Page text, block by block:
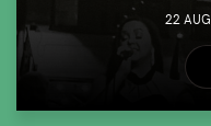
22 AUG